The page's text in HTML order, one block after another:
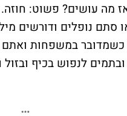
מה עושים? פשוט:
נופלים ודורשים
במשפחות ואתם
לנפוש בכיף